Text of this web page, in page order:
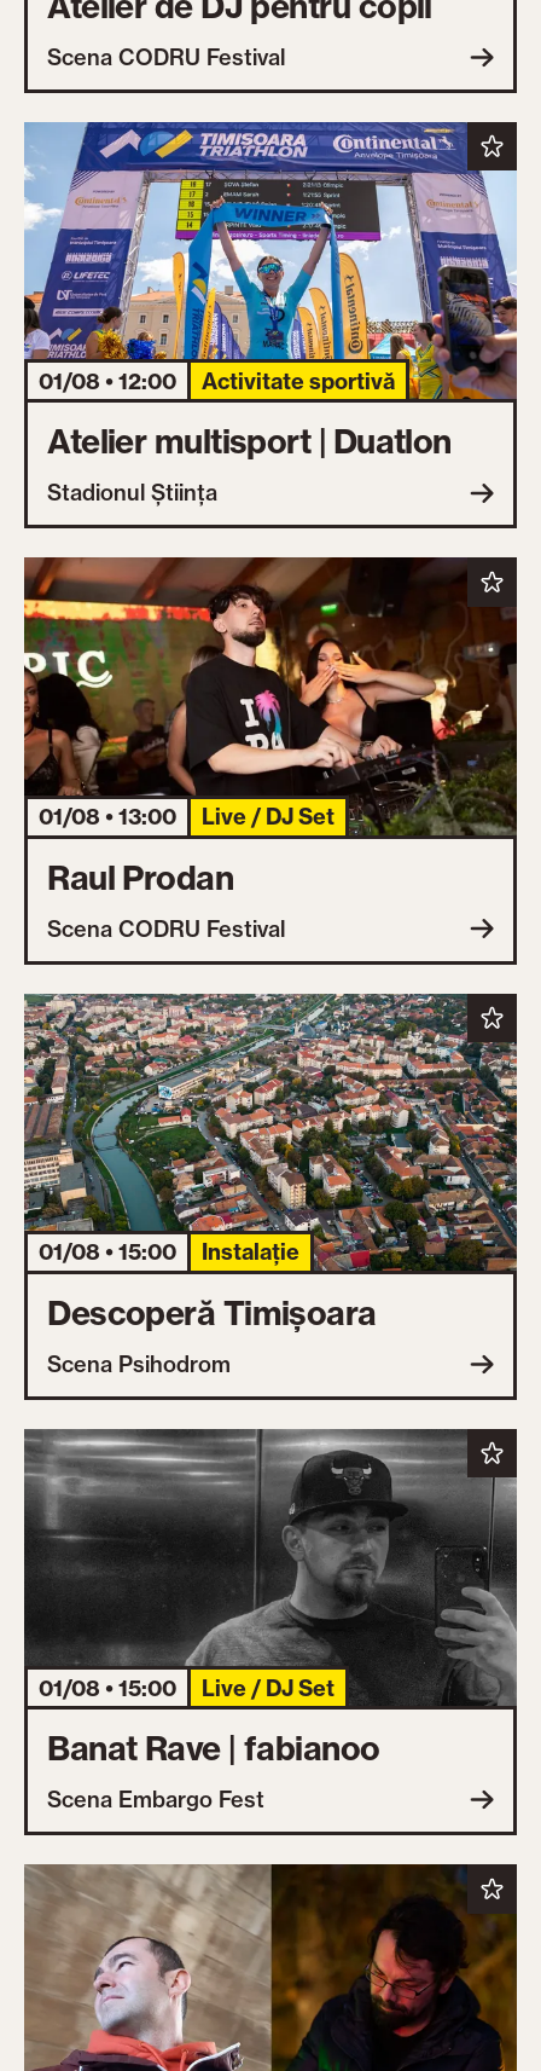
Scena CODRU Festival
01/08 • 12:00 Activitate sportivă
Atelier multisport | Duatlon
Stadionul Știința
01/08 • 13:00 Live / DJ Set
Raul Prodan
Scena CODRU Festival
01/08 • 15:00 Instalație
Descoperă Timișoara
Scena Psihodrom
01/08 • 15:00 Live / DJ Set
Banat Rave | fabianoo
Scena Embargo Fest